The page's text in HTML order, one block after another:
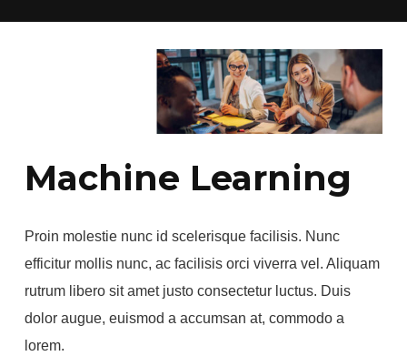
Machine Learning
Proin molestie nunc id scelerisque facilisis. Nunc
efficitur mollis nunc, ac facilisis orci viverra vel. Aliquam
rutrum libero sit amet justo consectetur luctus. Duis
dolor augue, euismod a accumsan at, commodo a
lorem.